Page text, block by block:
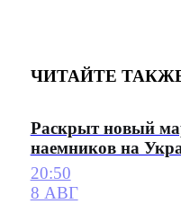
ЧИТАЙТЕ
Раскрыт новый
наемников на
20:50
8 АВГ